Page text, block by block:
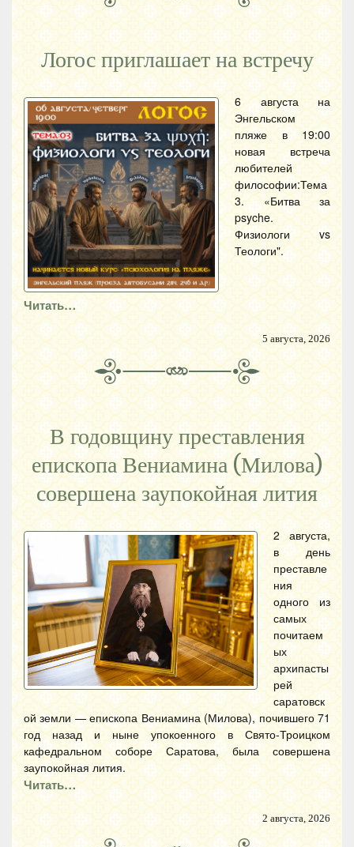
Логос приглашает на встречу
6 августа на
Энгельском
пляже в 19:00
новая встреча
любителей
философии:Тема
3. «Битва за
psyche.
Физиологи vs
Теологи".
Читать…
5 августа, 2026
В годовщину преставления
епископа Вениамина (Милова)
совершена заупокойная лития
2 августа,
в день
преставле
ния
одного из
самых
почитаем
ых
архипасты
рей
саратовск
ой земли — епископа Вениамина (Милова), почившего 71
год назад и ныне упокоенного в Свято-Троицком
кафедральном соборе Саратова, была совершена
заупокойная лития.
Читать…
2 августа, 2026